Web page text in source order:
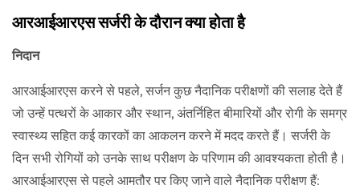
आरआईआरएस सर्जरी के दौरान क्या होता है
निदान
आरआईआरएस करने से पहले, सर्जन कुछ नैदानिक ​​परीक्षणों की सलाह देते हैं
जो उन्हें पत्थरों के आकार और स्थान, अंतर्निहित बीमारियों और रोगी के समग्र
स्वास्थ्य सहित कई कारकों का आकलन करने में मदद करते हैं। सर्जरी के
दिन सभी रोगियों को उनके साथ परीक्षण के परिणाम की आवश्यकता होती है।
आरआईआरएस से पहले आमतौर पर किए जाने वाले नैदानिक ​​परीक्षण हैं: